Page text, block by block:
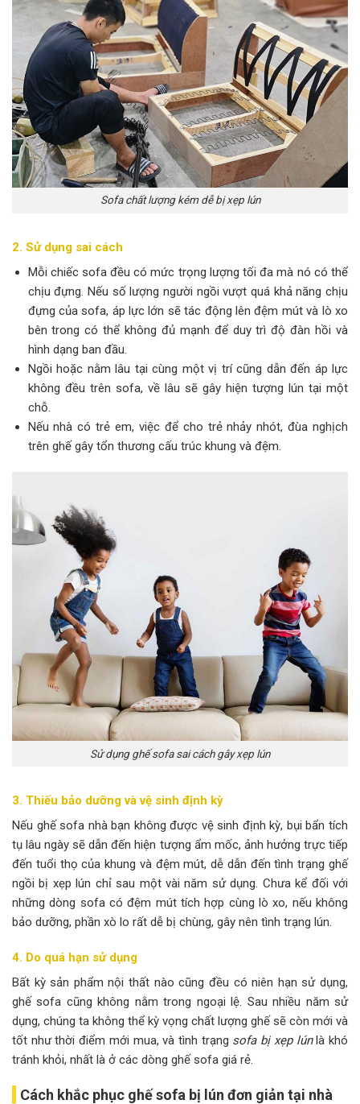
Sofa chất lượng kém dễ bị xẹp lún
2. Sử dụng sai cách
Mỗi chiếc sofa đều có mức trọng lượng tối đa mà nó có thể
chịu đựng. Nếu số lượng người ngồi vượt quá khả năng chịu
đựng của sofa, áp lực lớn sẽ tác động lên đệm mút và lò xo
bên trong có thể không đủ mạnh để duy trì độ đàn hồi và
hình dạng ban đầu.
Ngồi hoặc nằm lâu tại cùng một vị trí cũng dẫn đến áp lực
không đều trên sofa, về lâu sẽ gây hiện tượng lún tại một
chỗ.
Nếu nhà có trẻ em, việc để cho trẻ nhảy nhót, đùa nghịch
trên ghế gây tổn thương cấu trúc khung và đệm.
Sử dụng ghế sofa sai cách gây xẹp lún
3. Thiếu bảo dưỡng và vệ sinh định kỳ
Nếu ghế sofa nhà bạn không được vệ sinh định kỳ, bụi bẩn tích
tụ lâu ngày sẽ dẫn đến hiện tượng ẩm mốc, ảnh hưởng trực tiếp
đến tuổi thọ của khung và đệm mút, dễ dẫn đến tình trạng ghế
ngồi bị xẹp lún chỉ sau một vài năm sử dụng. Chưa kể đối với
những dòng sofa có đệm mút tích hợp cùng lò xo, nếu không
bảo dưỡng, phần xò lo rất dễ bị chùng, gây nên tình trạng lún.
4. Do quá hạn sử dụng
Bất kỳ sản phẩm nội thất nào cũng đều có niên hạn sử dụng,
ghế sofa cũng không nằm trong ngoại lệ. Sau nhiều năm sử
dụng, chúng ta không thể kỳ vọng chất lượng ghế sẽ còn mới và
tốt như thời điểm mới mua, và tình trạng sofa bị xẹp lúnlà khó
tránh khỏi, nhất là ở các dòng ghế sofa giá rẻ.
Cách khắc phục ghế sofa bị lún đơn giản tại nhà